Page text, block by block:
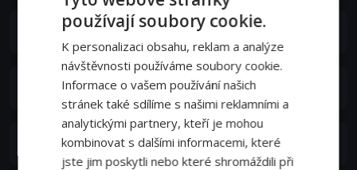
František Kreuzmann
Jiří Dohnal
Bedřich Karen
používají soubory cookie.
K personalizaci obsahu, reklam a analýze
návštěvnosti používáme soubory cookie.
Informace o vašem používání našich
stránek také sdílíme s našimi reklamními a
analytickými partnery, kteří je mohou
kombinovat s dalšími informacemi, které
jste jim poskytli nebo které shromáždili při